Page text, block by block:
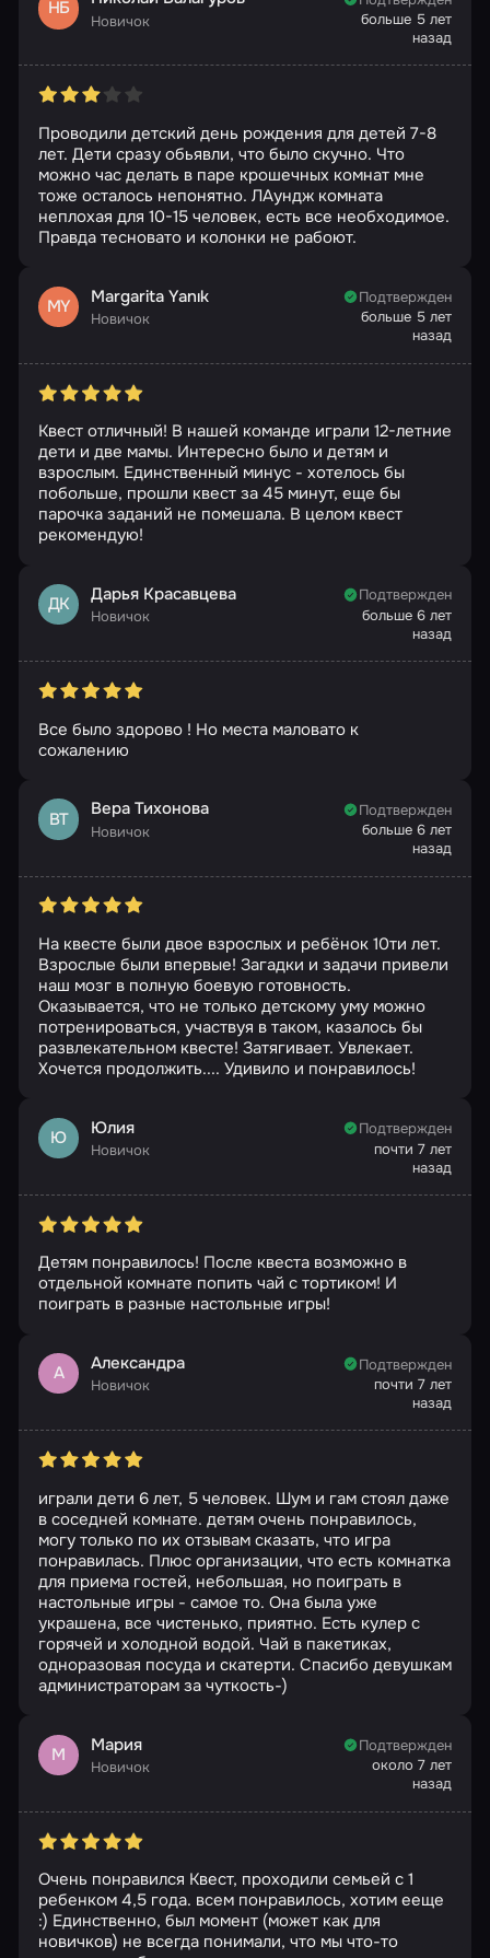
НБ
Новичок
больше 5 лет
назад
Проводили детский день рождения для детей 7-8
лет. Дети сразу обьявли, что было скучно. Что
можно час делать в паре крошечных комнат мне
тоже осталось непонятно. ЛАундж комната
неплохая для 10-15 человек, есть все необходимое.
Правда тесновато и колонки не рабоют.
MY Margarita Yanık
Новичок
Подтвержден
больше 5 лет
назад
Квест отличный! В нашей команде играли 12-летние
дети и две мамы. Интересно было и детям и
взрослым. Единственный минус - хотелось бы
побольше, прошли квест за 45 минут, еще бы
парочка заданий не помешала. В целом квест
рекомендую!
ДК Дарья Красавцева
Новичок
Подтвержден
больше 6 лет
назад
Все было здорово ! Но места маловато к
сожалению
ВТ Вера Тихонова
Новичок
Подтвержден
больше 6 лет
назад
На квесте были двое взрослых и ребёнок 10ти лет.
Взрослые были впервые! Загадки и задачи привели
наш мозг в полную боевую готовность.
Оказывается, что не только детскому уму можно
потренироваться, участвуя в таком, казалось бы
развлекательном квесте! Затягивает. Увлекает.
Хочется продолжить.... Удивило и понравилось!
Ю Юлия
Новичок
Подтвержден
почти 7 лет
назад
Детям понравилось! После квеста возможно в
отдельной комнате попить чай с тортиком! И
поиграть в разные настольные игры!
А Александра
Новичок
Подтвержден
почти 7 лет
назад
играли дети 6 лет, 5 человек. Шум и гам стоял даже
в соседней комнате. детям очень понравилось,
могу только по их отзывам сказать, что игра
понравилась. Плюс организации, что есть комнатка
для приема гостей, небольшая, но поиграть в
настольные игры - самое то. Она была уже
украшена, все чистенько, приятно. Есть кулер с
горячей и холодной водой. Чай в пакетиках,
одноразовая посуда и скатерти. Спасибо девушкам
администраторам за чуткость-)
М Мария
Новичок
Подтвержден
около 7 лет
назад
Очень понравился Квест, проходили семьей с 1
ребенком 4,5 года. всем понравилось, хотим ееще
:) Единственно, был момент (может как для
новичков) не всегда понимали, что мы что-то